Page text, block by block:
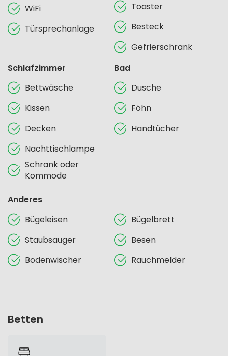
WiFi
Türsprechanlage
Toaster
Besteck
Gefrierschrank
Schlafzimmer
Bettwäsche
Kissen
Decken
Nachttischlampe
Schrank oder
Kommode
Bad
Dusche
Föhn
Handtücher
Anderes
Bügeleisen
Bügelbrett
Staubsauger
Besen
Bodenwischer
Rauchmelder
Betten